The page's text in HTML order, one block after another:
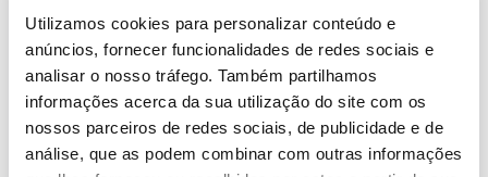
Utilizamos cookies para personalizar conteúdo e
anúncios, fornecer funcionalidades de redes sociais e
analisar o nosso tráfego. Também partilhamos
informações acerca da sua utilização do site com os
nossos parceiros de redes sociais, de publicidade e de
análise, que as podem combinar com outras informações
630.97 Kb
Eletroprodutor da semana 42 de
2023
Publicação com periodicidade semanal, com
informação sobre Eletricidade
2023-10-23 Eletricidade